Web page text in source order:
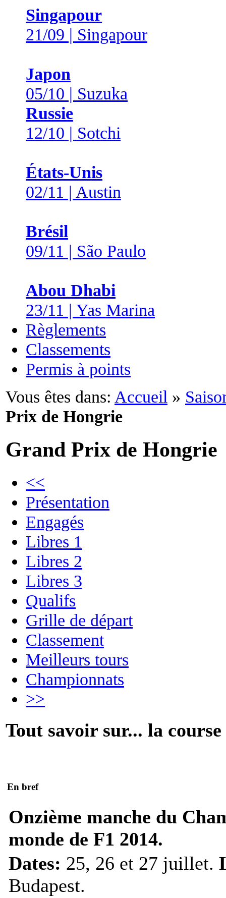
Singapour
21/09 | Singapour
Japon
05/10 | Suzuka
Russie
12/10 | Sotchi
États-Unis
02/11 | Austin
Brésil
09/11 | São Paulo
Abou Dhabi
23/11 | Yas Marina
Règlements
Classements
Permis à points
Vous êtes dans: Accueil »
Prix de Hongrie
Grand Prix de Hongrie
<<
Présentation
Engagés
Libres 1
Libres 2
Libres 3
Qualifs
Grille de départ
Classement
Meilleurs tours
Championnats
>>
Tout savoir sur... la course
En bref
Onzième manche du
monde de F1 2014.
Dates: 25, 26 et 27 juillet.
Budapest.